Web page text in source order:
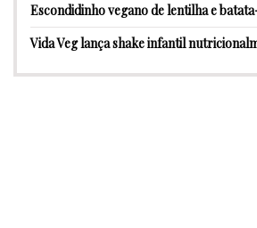
Escondidinho vegano de lentilha e
Vida Veg lança shake infantil